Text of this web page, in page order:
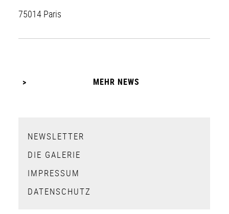
75014 Paris
MEHR NEWS
NEWSLETTER
DIE GALERIE
IMPRESSUM
DATENSCHUTZ